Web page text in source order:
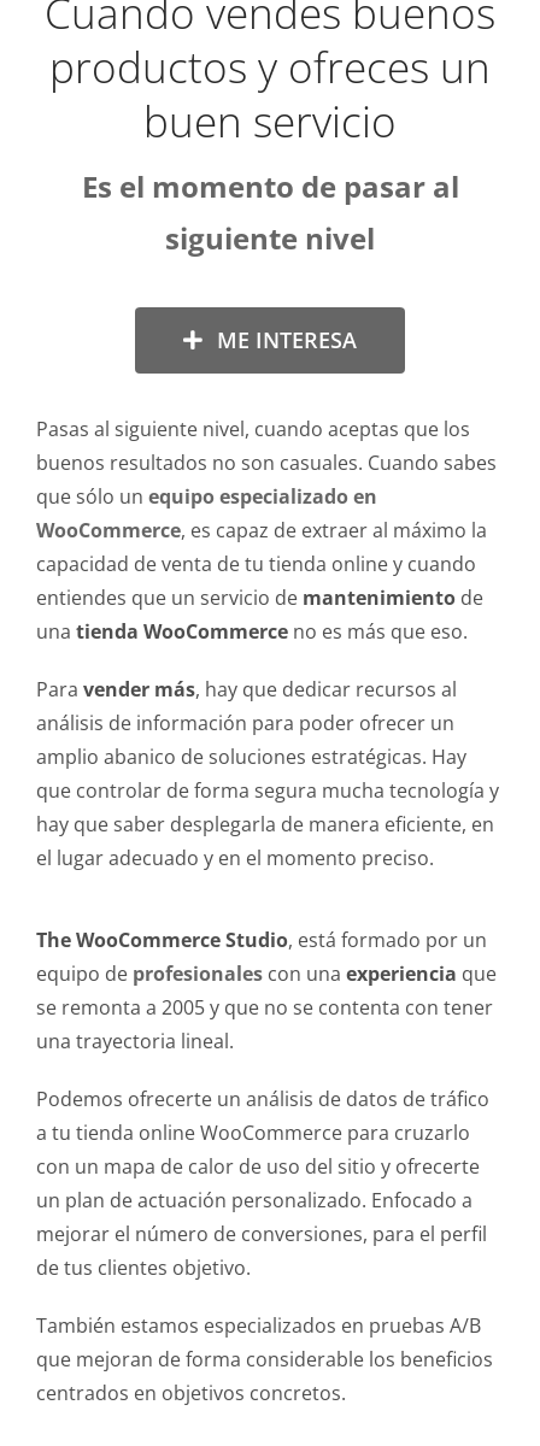
productos y ofreces un
buen servicio
Es el momento de pasar al
siguiente nivel
ME INTERESA
Pasas al siguiente nivel, cuando aceptas que los
buenos resultados no son casuales. Cuando sabes
que sólo un equipo especializado en
WooCommerce, es capaz de extraer al máximo la
capacidad de venta de tu tienda online y cuando
entiendes que un servicio de mantenimientode
una tienda WooCommerceno es más que eso.
Para vender más, hay que dedicar recursos al
análisis de información para poder ofrecer un
amplio abanico de soluciones estratégicas. Hay
que controlar de forma segura mucha tecnología y
hay que saber desplegarla de manera eficiente, en
el lugar adecuado y en el momento preciso.
The WooCommerce Studio, está formado por un
equipo de profesionales con una experiencia que
se remonta a 2005 y que no se contenta con tener
una trayectoria lineal.
Podemos ofrecerte un análisis de datos de tráfico
a tu tienda online WooCommerce para cruzarlo
con un mapa de calor de uso del sitio y ofrecerte
un plan de actuación personalizado. Enfocado a
mejorar el número de conversiones, para el perfil
de tus clientes objetivo.
También estamos especializados en pruebas A/B
que mejoran de forma considerable los beneficios
centrados en objetivos concretos.